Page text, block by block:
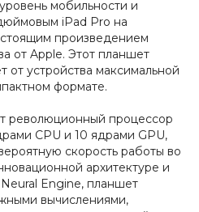
мобильности и
iPad Pro на
произведением
от Apple. Этот планшет
от устройства максимальной
формате.
революционный процессор
CPU и 10 ядрами GPU,
скорость работы во
архитектуре и
Engine, планшет
вычислениями,